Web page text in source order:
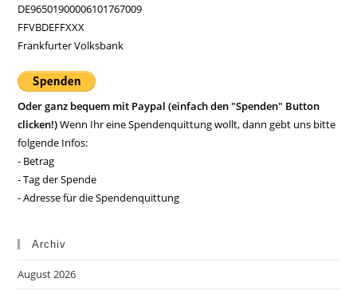
DE96501900006101767009
FFVBDEFFXXX
Frankfurter Volksbank
Oder ganz bequem mit Paypal (einfach den "Spenden" Button
clicken!)Wenn Ihr eine Spendenquittung wollt, dann gebt uns bitte
folgende Infos:
- Betrag
- Tag der Spende
- Adresse für die Spendenquittung
Archiv
August 2026